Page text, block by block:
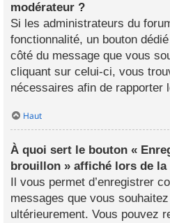
modérateur ?
Si les administrateurs du
fonctionnalité, un bouton
côté du message que vous
cliquant sur celui-ci, vous
nécessaires afin de rapporter
Haut
À quoi sert le bouton «
brouillon » affiché lors de la
Il vous permet d’enregistrer
messages que vous
ultérieurement. Vous pouvez